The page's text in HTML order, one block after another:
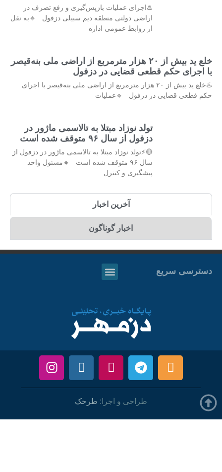
♨️اجرای عملیات بازپس‌گیری و رفع تصرف در
اراضی دولتی منطقه دیم سبیلی دزفول 🔹به نقل
از روابط عمومی اداره
خلع ید بیش از ۲۰ هزار مترمربع از اراضی ملی بنه‌قیصر
با اجرای حکم قطعی قضایی در دزفول
♨️خلع ید بیش از ۲۰ هزار مترمربع از اراضی ملی بنه‌قیصر با اجرای
حکم قطعی قضایی در دزفول 🔹عملیات
تولد نوزاد مبتلا به تالاسمی ماژور در
دزفول از سال ۹۶ متوقف شده است
🔴⚡تولد نوزاد مبتلا به تالاسمی ماژور در دزفول از
سال ۹۶ متوقف شده است 🔸مسئول واحد
پیشگیری و کنترل
آخرین اخبار
اخبار گوناگون
دسترسی سریع
طراحی و اجرا: طرحک